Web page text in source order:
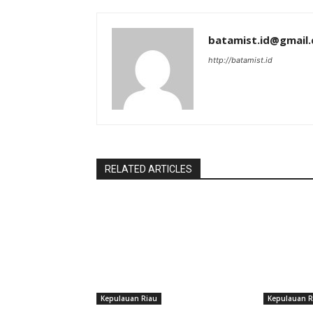
http://batamist.id
RELATED ARTICLES
Kepulauan Riau Kepulauan